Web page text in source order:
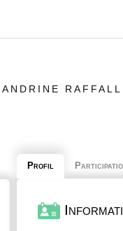
Profil